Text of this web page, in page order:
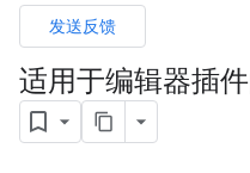
发送反馈
适用于编辑器插